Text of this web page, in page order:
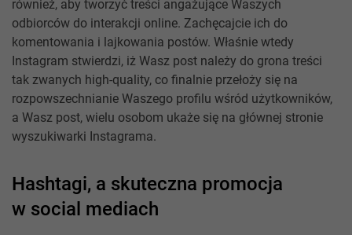
również, aby tworzyć treści angażujące Waszych
odbiorców do interakcji online. Zachęcajcie ich do
komentowania i lajkowania postów. Właśnie wtedy
Instagram stwierdzi, iż Wasz post należy do grona treści
tak zwanych high-quality, co finalnie przełoży się na
rozpowszechnianie Waszego profilu wśród użytkowników,
a Wasz post, wielu osobom ukaże się na głównej stronie
wyszukiwarki Instagrama.
Hashtagi, a skuteczna promocja
w social mediach